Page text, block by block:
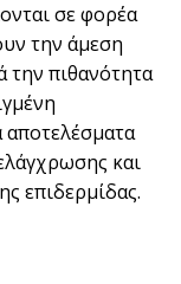
σε φορέα
την άμεση
πιθανότητα
αποτελέσματα
και
επιδερμίδας.